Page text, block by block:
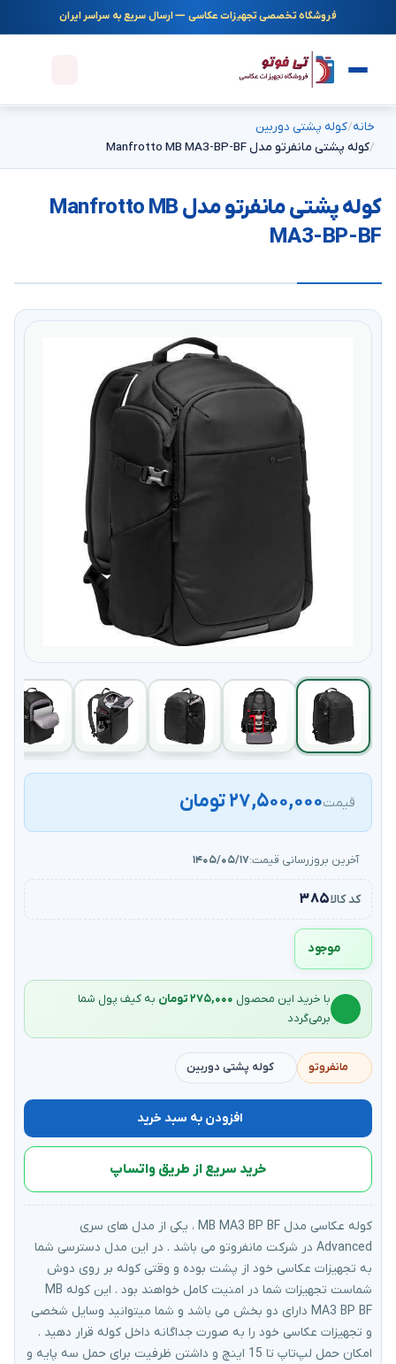
فروشگاه تخصصی تجهیزات عکاسی — ارسال سریع به سراسر ایران
خانه کوله پشتی دوربین
کوله پشتی مانفرتو مدل Manfrotto MB MA3-BP-BF
کوله پشتی مانفرتو مدل Manfrotto MB
MA3-BP-BF
قیمت۲۷,۵۰۰,۰۰۰ تومان
آخرین بروزرسانی قیمت:۱۴۰۵/۰۵/۱۷
کد کالا۳۸۵
موجود
با خرید این محصول ۲۷۵,۰۰۰ تومان
به کیف‌ پول شما
برمی‌گردد
مانفروتو کوله پشتی دوربین
افزودن به سبد خرید
خرید سریع از طریق واتساپ
کوله عکاسی مدل MB MA3 BP BF ، یکی از مدل های سری
Advanced در شرکت مانفروتو می باشد . در این مدل دسترسی شما
به تجهیزات عکاسی خود از پشت بوده و وقتی کوله بر روی دوش
شماست تجهیزات شما در امنیت کامل خواهند بود . این کوله MB
MA3 BP BF دارای دو بخش می باشد و شما میتوانید وسایل شخصی
و تجهیزات عکاسی خود را به صورت جداگانه داخل کوله قرار دهید .
امکان حمل لپ‌تاپ تا 15 اینچ و داشتن ظرفیت برای حمل سه پایه و